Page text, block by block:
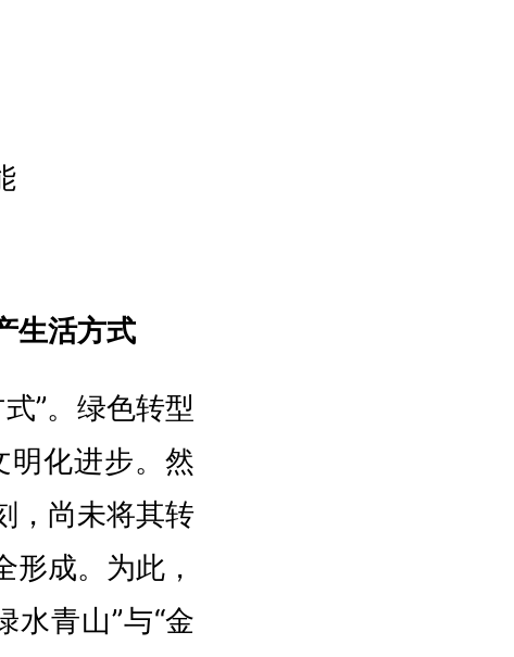
生活方式
”。绿色转型
明化进步。然
，尚未将其转
成。为此，
水青山”与“金